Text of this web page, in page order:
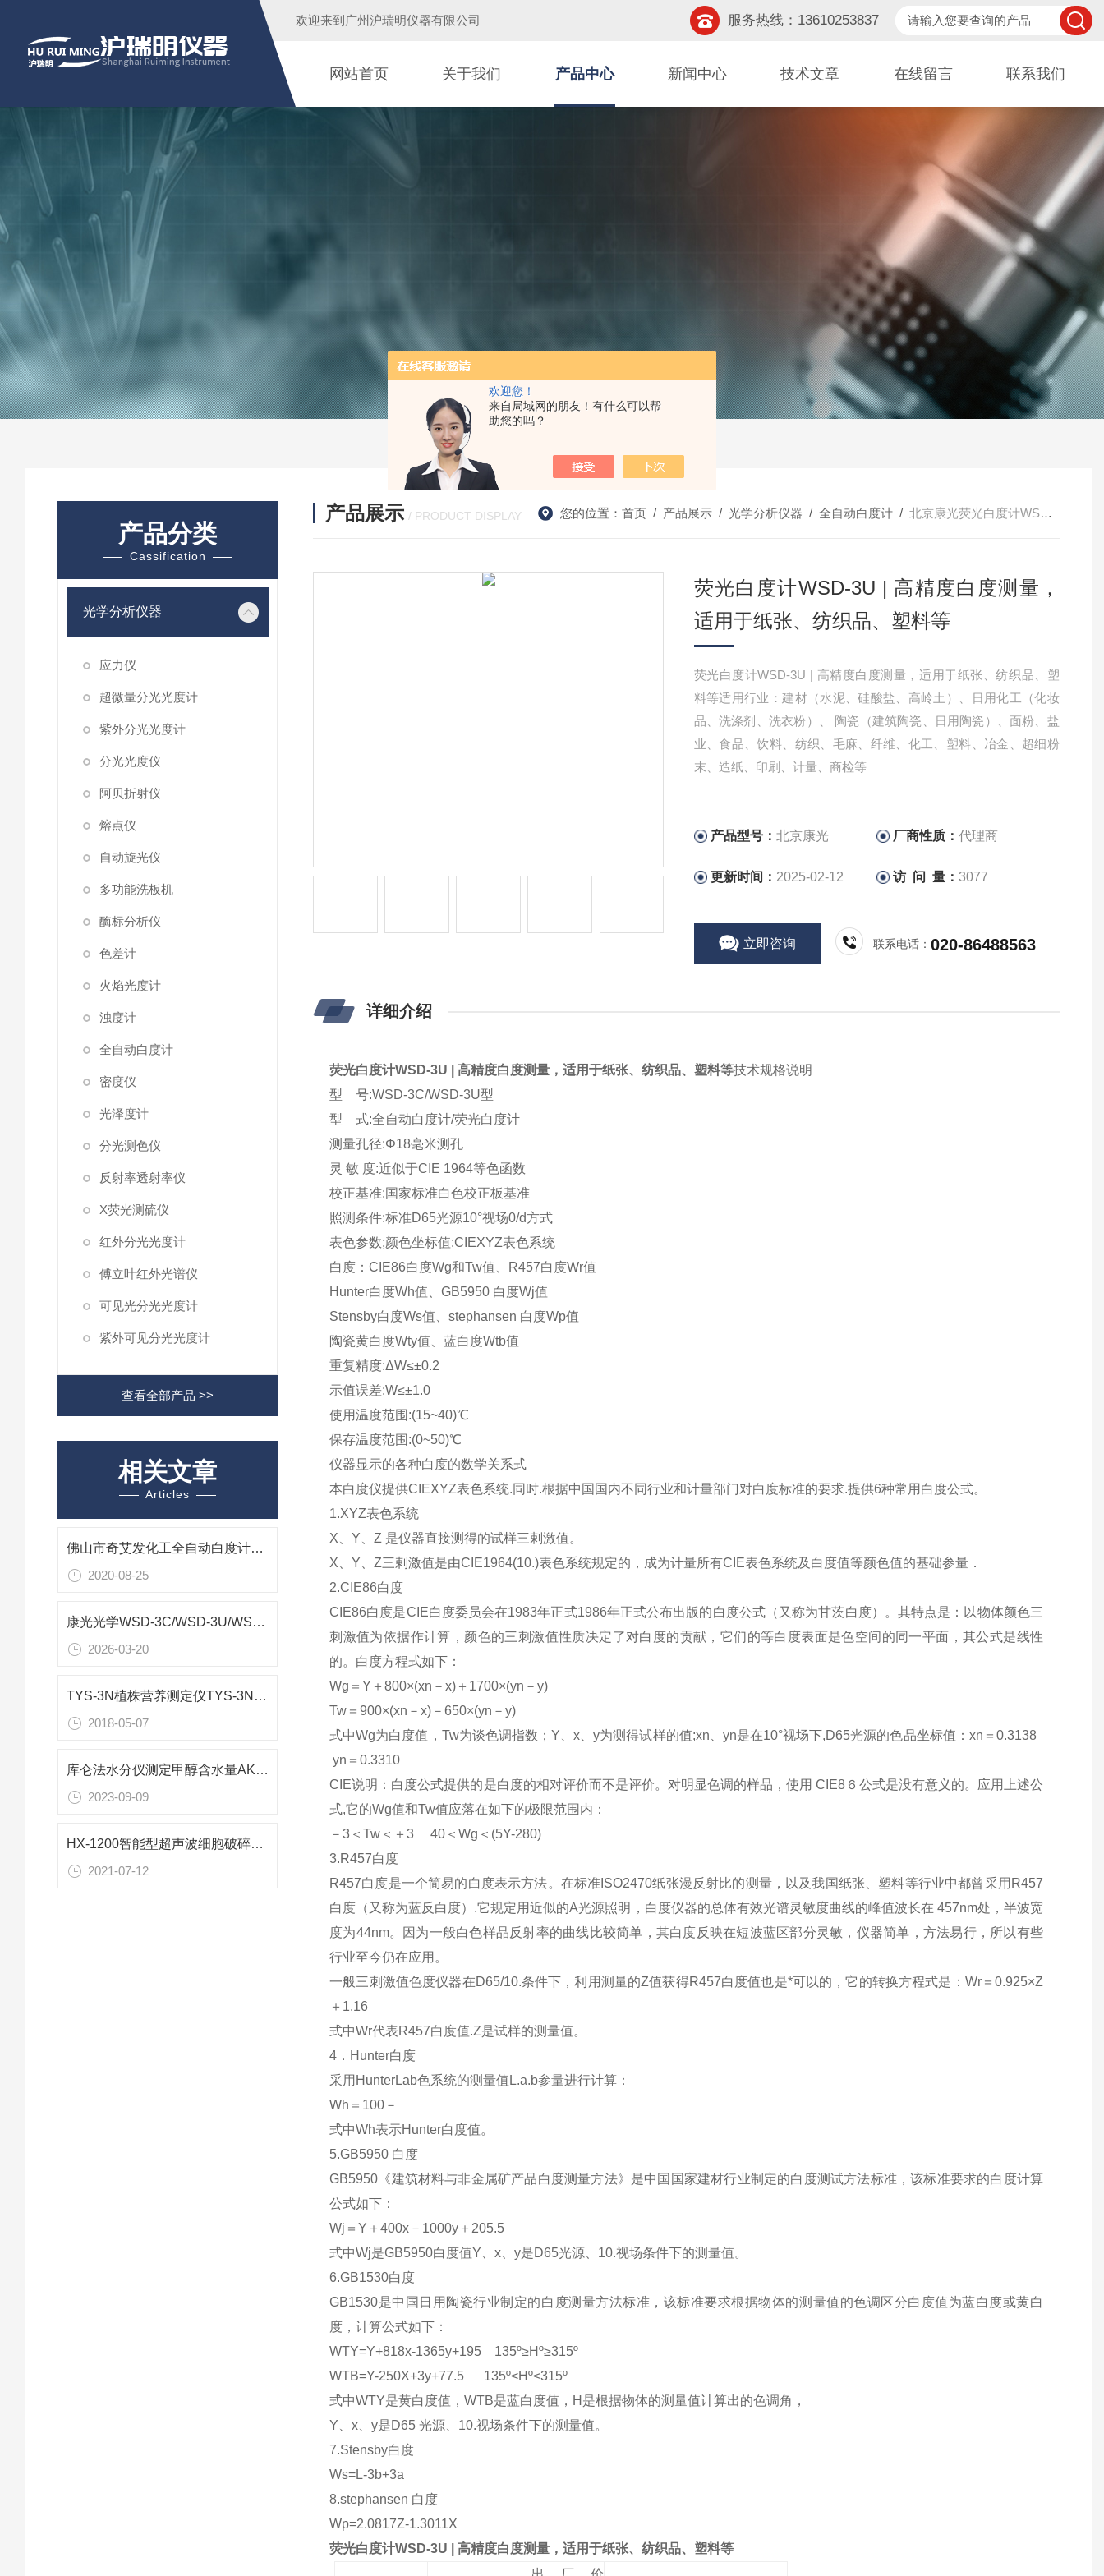
欢迎您！
来自局域网的朋友！有什么可以帮
助您的吗？
欢迎来到广州沪瑞明仪器有限公司 服务热线：13610253837
网站首页 关于我们 产品中心 新闻中心 技术文章 在线留言 联系我们
产品分类
Cassification
光学分析仪器
应力仪
超微量分光光度计
紫外分光光度计
分光光度仪
阿贝折射仪
熔点仪
自动旋光仪
多功能洗板机
酶标分析仪
色差计
火焰光度计
浊度计
全自动白度计
密度仪
光泽度计
分光测色仪
反射率透射率仪
X荧光测硫仪
红外分光光度计
傅立叶红外光谱仪
可见光分光光度计
紫外可见分光光度计
查看全部产品 >>
相关文章
Articles
佛山市奇艾发化工全自动白度计WSD-3C（北京康光）
2020-08-25
康光光学WSD-3C/WSD-3U/WSD-3A全自动白度计白度值测量色差对比粉体压样
2026-03-20
TYS-3N植株营养测定仪TYS-3N说明
2018-05-07
库仑法水分仪测定甲醇含水量AKF-C2
2023-09-09
HX-1200智能型超声波细胞破碎仪技术参数
2021-07-12
产品展示 / PRODUCT DISPLAY 您的位置： 首页/ 产品展示/ 光学分析仪器 / 全自动白度计/ 北京康光荧光白度计WSD-3U | 高精度白度测量，适用于纸张、纺织品、塑料等
荧光白度计WSD-3U | 高精度白度测量，
适用于纸张、纺织品、塑料等
荧光白度计WSD-3U | 高精度白度测量，适用于纸张、纺织品、塑
料等适用行业：建材（水泥、硅酸盐、高岭土）、日用化工（化妆
品、洗涤剂、洗衣粉）、 陶瓷（建筑陶瓷、日用陶瓷）、面粉、盐
业、食品、饮料、纺织、毛麻、纤维、化工、塑料、冶金、超细粉
末、造纸、印刷、计量、商检等
产品型号： 北京康光 厂商性质：代理商
更新时间： 2025-02-12 访 问 量：3077
立即咨询 联系电话：020-86488563
详细介绍
荧光白度计WSD-3U | 高精度白度测量，适用于纸张、纺织品、塑料等技术规格说明
型 号:WSD-3C/WSD-3U型
型 式:全自动白度计/荧光白度计
测量孔径:Φ18毫米测孔
灵 敏 度:近似于CIE 1964等色函数
校正基准:国家标准白色校正板基准
照测条件:标准D65光源10°视场0/d方式
表色参数;颜色坐标值:CIEXYZ表色系统
白度：CIE86白度Wg和Tw值、R457白度Wr值
Hunter白度Wh值、GB5950 白度Wj值
Stensby白度Ws值、stephansen 白度Wp值
陶瓷黄白度Wty值、蓝白度Wtb值
重复精度:ΔW≤±0.2
示值误差:W≤±1.0
使用温度范围:(15~40)℃
保存温度范围:(0~50)℃
仪器显示的各种白度的数学关系式
本白度仪提供CIEXYZ表色系统.同时.根据中国国内不同行业和计量部门对白度标准的要求.提供6种常用白度公式。
1.XYZ表色系统
X、Y、Z 是仪器直接测得的试样三剌激值。
X、Y、Z三剌激值是由CIE1964(10.)表色系统规定的，成为计量所有CIE表色系统及白度值等颜色值的基础参量．
2.CIE86白度
CIE86白度是CIE白度委员会在1983年正式1986年正式公布出版的白度公式（又称为甘茨白度）。其特点是：以物体颜色三
刺激值为依据作计算，颜色的三刺激值性质决定了对白度的贡献，它们的等白度表面是色空间的同一平面，其公式是线性
的。白度方程式如下：
Wg＝Y＋800×(xn－x)＋1700×(yn－y)
Tw＝900×(xn－x)－650×(yn－y)
式中Wg为白度值，Tw为谈色调指数；Y、x、y为测得试样的值;xn、yn是在10°视场下,D65光源的色品坐标值：xn＝0.3138
yn＝0.3310
CIE说明：白度公式提供的是白度的相对评价而不是评价。对明显色调的样品，使用 CIE8６公式是没有意义的。应用上述公
式,它的Wg值和Tw值应落在如下的极限范围内：
－3＜Tw＜＋3 40＜Wg＜(5Y-280)
3.R457白度
R457白度是一个简易的白度表示方法。在标准ISO2470纸张漫反射比的测量，以及我国纸张、塑料等行业中都曾采用R457
白度（又称为蓝反白度）.它规定用近似的A光源照明，白度仪器的总体有效光谱灵敏度曲线的峰值波长在 457nm处，半波宽
度为44nm。因为一般白色样品反射率的曲线比较简单，其白度反映在短波蓝区部分灵敏，仪器简单，方法易行，所以有些
行业至今仍在应用。
一般三刺激值色度仪器在D65/10.条件下，利用测量的Z值获得R457白度值也是*可以的，它的转换方程式是：Wr＝0.925×Z
＋1.16
式中Wr代表R457白度值.Z是试样的测量值。
4．Hunter白度
采用HunterLab色系统的测量值L.a.b参量进行计算：
Wh＝100－
式中Wh表示Hunter白度值。
5.GB5950 白度
GB5950《建筑材料与非金属矿产品白度测量方法》是中国国家建材行业制定的白度测试方法标准，该标准要求的白度计算
公式如下：
Wj＝Y＋400x－1000y＋205.5
式中Wj是GB5950白度值Y、x、y是D65光源、10.视场条件下的测量值。
6.GB1530白度
GB1530是中国日用陶瓷行业制定的白度测量方法标准，该标准要求根据物体的测量值的色调区分白度值为蓝白度或黄白
度，计算公式如下：
WTY=Y+818x-1365y+195 135º≥Hº≥315º
WTB=Y-250X+3y+77.5 135º<Hº<315º
式中WTY是黄白度值，WTB是蓝白度值，H是根据物体的测量值计算出的色调角，
Y、x、y是D65 光源、10.视场条件下的测量值。
7.Stensby白度
Ws=L-3b+3a
8.stephansen 白度
Wp=2.0817Z-1.3011X
荧光白度计WSD-3U | 高精度白度测量，适用于纸张、纺织品、塑料等